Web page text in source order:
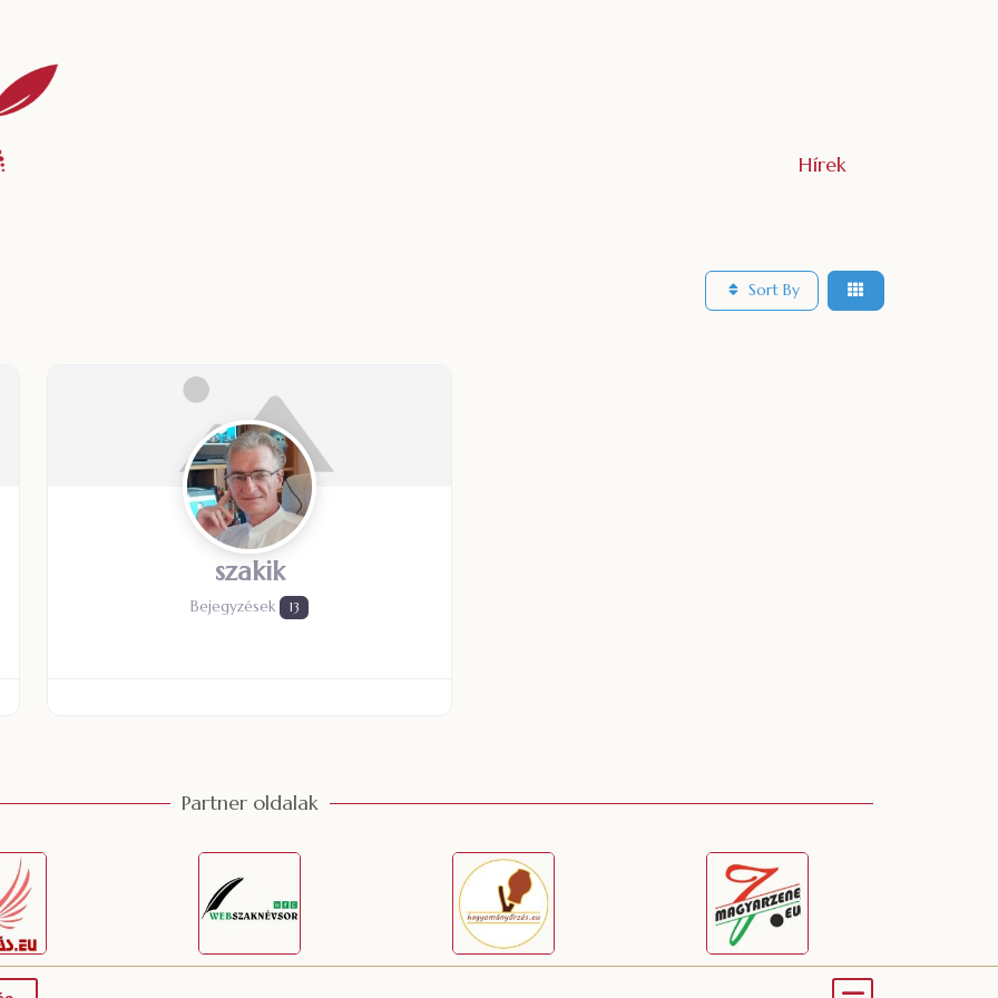
Hírek
Sort By
szakik
Bejegyzések 13
Partner oldalak